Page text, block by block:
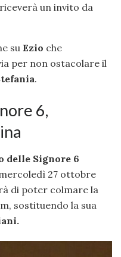
un invito da
su Ezio che
per non ostacolare il
.
6,
delle Signore 6
27 ottobre
di poter colmare la
sostituendo la sua